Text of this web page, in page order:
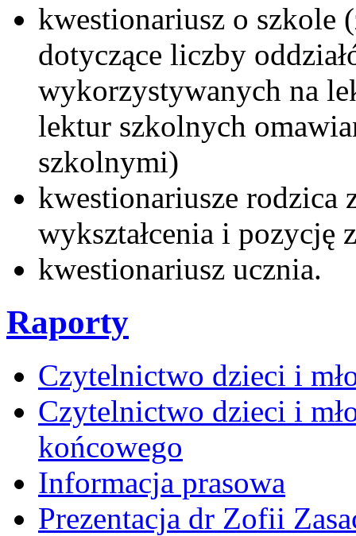
kwestionariusz o szkole
dotyczące liczby
wykorzystywanych na
lektur szkolnych
szkolnymi)
kwestionariusze rodzica
wykształcenia i pozycję
kwestionariusz ucznia.
Raporty
Czytelnictwo dzieci i
Czytelnictwo dzieci i
końcowego
Informacja prasowa
Prezentacja dr Zofii